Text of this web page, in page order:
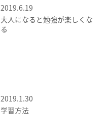
2019.6.19
大人になると勉強が楽しくな
る
2019.1.30
学習方法